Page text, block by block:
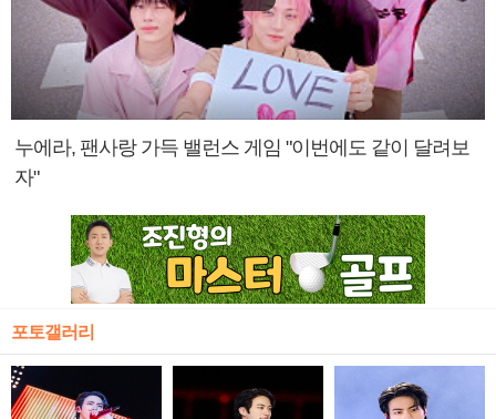
누에라, 팬사랑 가득 밸런스 게임 "이번에도 같이 달려보
자"
포토갤러리